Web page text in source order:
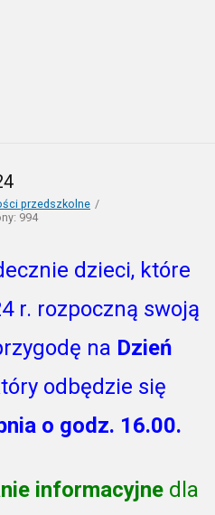
przedszkolne
994
dzieci, które
r. rozpoczną swoją
na Dzień
odbędzie się
o godz. 16.00.
informacyjne dla